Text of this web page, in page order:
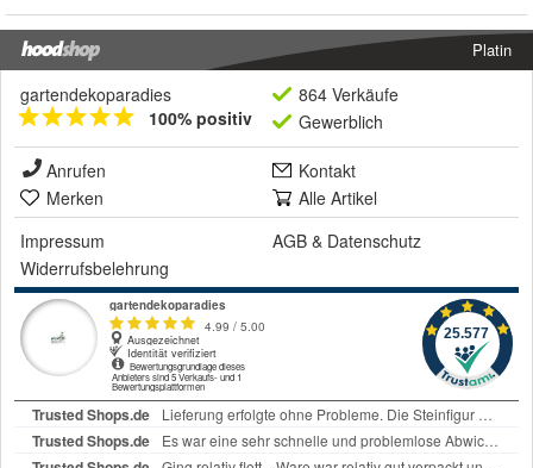
Platin
gartendekoparadies
100% positiv
864 Verkäufe
Gewerblich
Anrufen
Kontakt
Merken
Alle Artikel
Impressum
AGB & Datenschutz
Widerrufsbelehrung